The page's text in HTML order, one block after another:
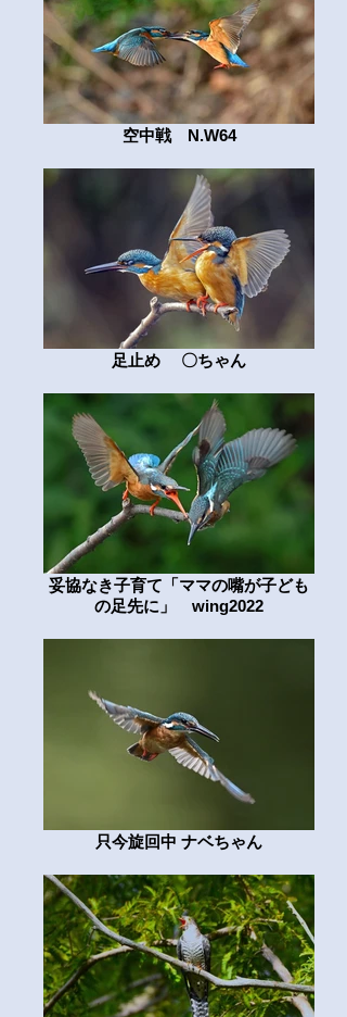
空中戦 N.W64
足止め 〇ちゃん
妥協なき子育て「ママの嘴が子ども
の足先に」 wing2022
只今旋回中 ナベちゃん